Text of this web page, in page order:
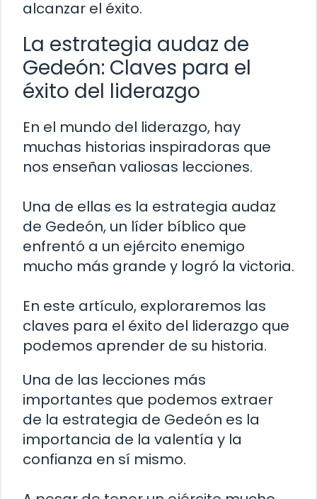
alcanzar el éxito.
La estrategia audaz de
Gedeón: Claves para el
éxito del liderazgo
En el mundo del liderazgo, hay
muchas historias inspiradoras que
nos enseñan valiosas lecciones.
Una de ellas es la estrategia audaz
de Gedeón, un líder bíblico que
enfrentó a un ejército enemigo
mucho más grande y logró la victoria.
En este artículo, exploraremos las
claves para el éxito del liderazgo que
podemos aprender de su historia.
Una de las lecciones más
importantes que podemos extraer
de la estrategia de Gedeón es la
importancia de la valentía y la
confianza en sí mismo.